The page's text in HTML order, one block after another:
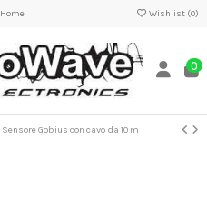
Home Wishlist (0)
0
Sensore Gobius con cavo da 10 m